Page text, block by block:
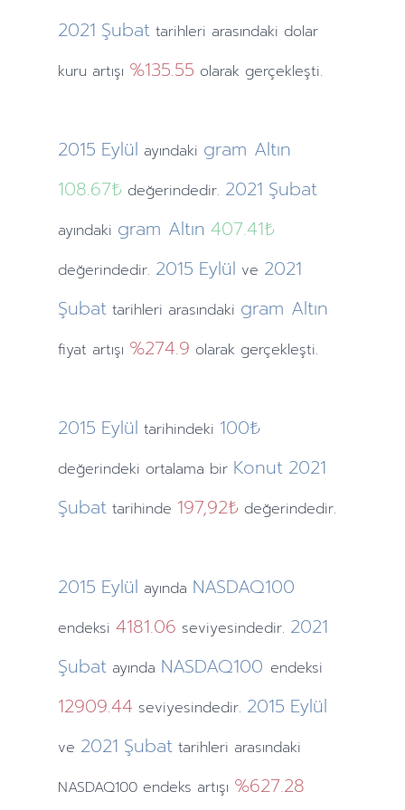
2021 Şubat tarihleri arasındaki dolar
kuru artışı %135.55 olarak gerçekleşti.
2015 Eylül ayındaki gram Altın
108.67₺değerindedir. 2021 Şubat
ayındaki gram Altın 407.41₺
değerindedir. 2015 Eylül ve 2021
Şubat tarihleri arasındaki gram Altın
fiyat artışı %274.9 olarak gerçekleşti.
2015 Eylül tarihindeki 100₺
değerindeki ortalama bir Konut 2021
Şubat tarihinde 197,92₺ değerindedir.
2015 Eylül ayında NASDAQ100
endeksi 4181.06 seviyesindedir. 2021
Şubat ayında NASDAQ100 endeksi
12909.44 seviyesindedir. 2015 Eylül
ve 2021 Şubat tarihleri arasındaki
NASDAQ100 endeks artışı %627.28